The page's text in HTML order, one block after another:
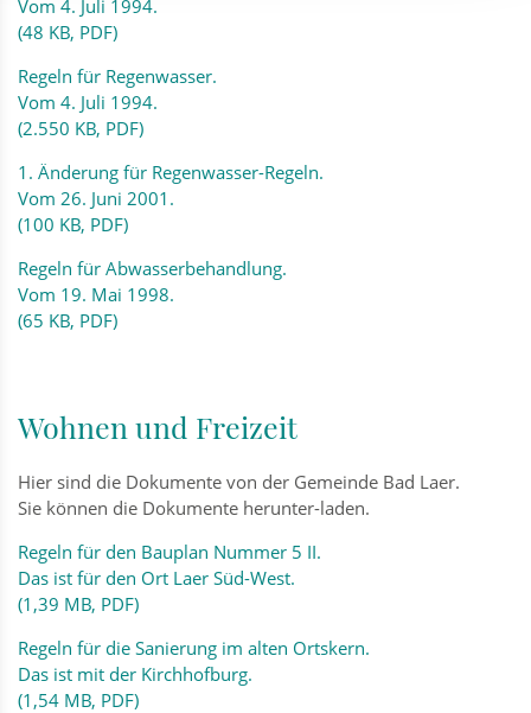
Vom 4. Juli 1994.
(48 KB, PDF)
Regeln für Regenwasser.
Vom 4. Juli 1994.
(2.550 KB, PDF)
1. Änderung für Regenwasser-Regeln.
Vom 26. Juni 2001.
(100 KB, PDF)
Regeln für Abwasserbehandlung.
Vom 19. Mai 1998.
(65 KB, PDF)
Wohnen und Freizeit
Hier sind die Dokumente von der Gemeinde Bad Laer.
Sie können die Dokumente herunter-laden.
Regeln für den Bauplan Nummer 5 II.
Das ist für den Ort Laer Süd-West.
(1,39 MB, PDF)
Regeln für die Sanierung im alten Ortskern.
Das ist mit der Kirchhofburg.
(1,54 MB, PDF)